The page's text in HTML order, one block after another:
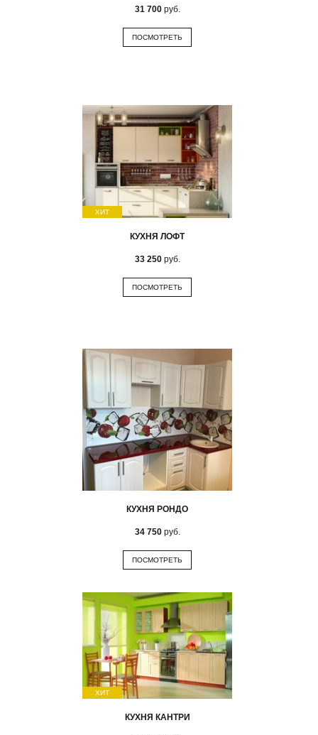
31 700руб.
ПОСМОТРЕТЬ
ХИТ
КУХНЯ ЛОФТ
33 250руб.
ПОСМОТРЕТЬ
КУХНЯ РОНДО
34 750руб.
ПОСМОТРЕТЬ
ХИТ
КУХНЯ КАНТРИ